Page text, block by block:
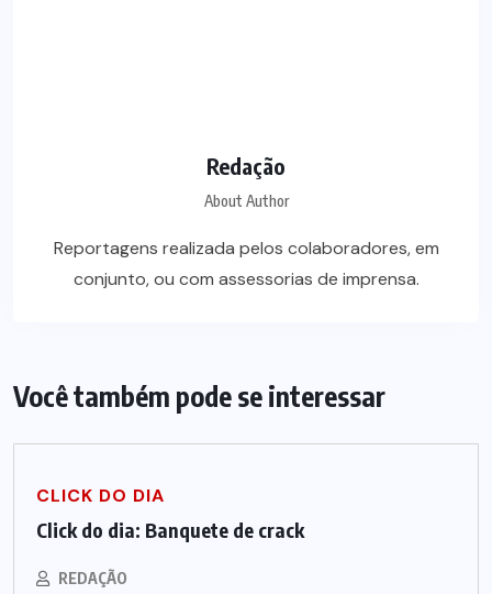
Redação
About Author
Reportagens realizada pelos colaboradores, em
conjunto, ou com assessorias de imprensa.
Você também pode se interessar
CLICK DO DIA
Click do dia: Banquete de crack
REDAÇÃO